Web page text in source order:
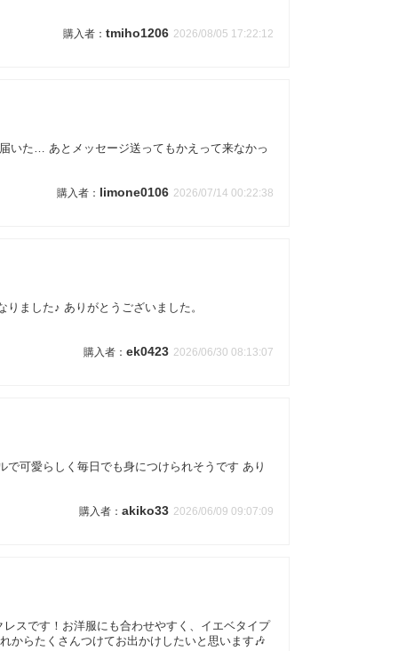
tmiho1206 2026/08/05 17:22:12
いた… あとメッセージ送ってもかえって来なかっ
limone0106 2026/07/14 00:22:38
ました♪ ありがとうございました。
ek0423 2026/06/30 08:13:07
可愛らしく毎日でも身につけられそうです あり
akiko33 2026/06/09 09:07:09
スです！お洋服にも合わせやすく、イエベタイプ
からたくさんつけてお出かけしたいと思います🎶